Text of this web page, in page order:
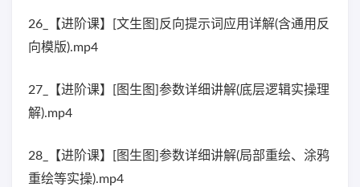
26_【进阶课】[文生图]反向提示词应用详解(含通用反
向模版).mp4
27_【进阶课】[图生图]参数详细讲解(底层逻辑实操理
解).mp4
28_【进阶课】[图生图]参数详细讲解(局部重绘、涂鸦
重绘等实操).mp4